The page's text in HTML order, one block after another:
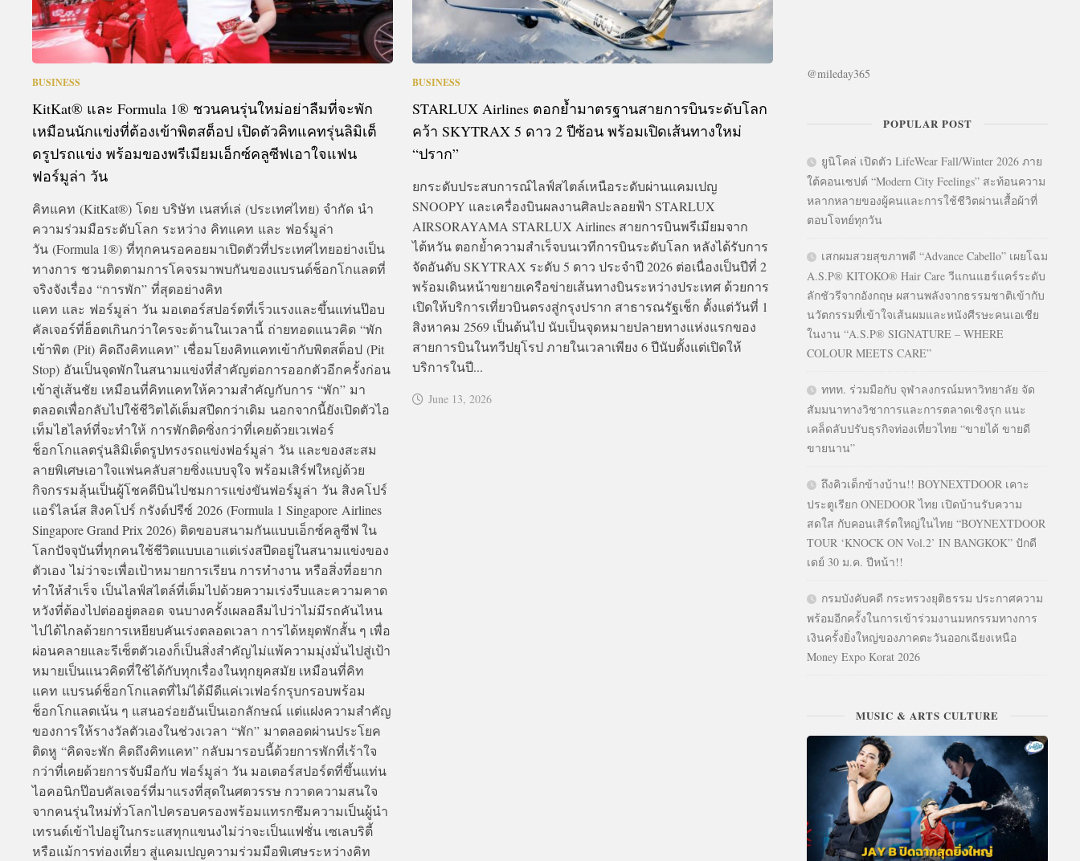
BUSINESS
KitKat® และ Formula 1® ชวนคนรุ่นใหม่อย่าลืมที่จะพัก
เหมือนนักแข่งที่ต้องเข้าพิตสต็อป เปิดตัวคิทแคทรุ่นลิมิเต็
ดรูปรถแข่ง พร้อมของพรีเมียมเอ็กซ์คลูซีฟเอาใจแฟน
ฟอร์มูล่า วัน
คิทแคท (KitKat®) โดย บริษัท เนสท์เล่ (ประเทศไทย) จำกัด นำ
ความร่วมมือระดับโลก ระหว่าง คิทแคท และ ฟอร์มูล่า
วัน (Formula 1®) ที่ทุกคนรอคอยมาเปิดตัวที่ประเทศไทยอย่างเป็น
ทางการ ชวนติดตามการโคจรมาพบกันของแบรนด์ช็อกโกแลตที่
จริงจังเรื่อง “การพัก” ที่สุดอย่างคิท
แคท และ ฟอร์มูล่า วัน มอเตอร์สปอร์ตที่เร็วแรงและขึ้นแท่นป๊อบ
คัลเจอร์ที่ฮ็อตเกินกว่าใครจะต้านในเวลานี้ ถ่ายทอดแนวคิด “พัก
เข้าพิต (Pit) คิดถึงคิทแคท” เชื่อมโยงคิทแคทเข้ากับพิตสต็อป (Pit
Stop) อันเป็นจุดพักในสนามแข่งที่สำคัญต่อการออกตัวอีกครั้งก่อน
เข้าสู่เส้นชัย เหมือนที่คิทแคทให้ความสำคัญกับการ “พัก” มา
ตลอดเพื่อกลับไปใช้ชีวิตได้เต็มสปีดกว่าเดิม นอกจากนี้ยังเปิดตัวไอ
เท็มไฮไลท์ที่จะทำให้ การพักติดซิ่งกว่าที่เคยด้วยเวเฟอร์
ช็อกโกแลตรุ่นลิมิเต็ดรูปทรงรถแข่งฟอร์มูล่า วัน และของสะสม
ลายพิเศษเอาใจแฟนคลับสายซิ่งแบบจุใจ พร้อมเสิร์ฟใหญ่ด้วย
กิจกรรมลุ้นเป็นผู้โชคดีบินไปชมการแข่งขันฟอร์มูล่า วัน สิงคโปร์
แอร์ไลน์ส สิงคโปร์ กรังด์ปรีซ์ 2026 (Formula 1 Singapore Airlines
Singapore Grand Prix 2026) ติดขอบสนามกันแบบเอ็กซ์คลูซีฟ ใน
โลกปัจจุบันที่ทุกคนใช้ชีวิตแบบเอาแต่เร่งสปีดอยู่ในสนามแข่งของ
ตัวเอง ไม่ว่าจะเพื่อเป้าหมายการเรียน การทำงาน หรือสิ่งที่อยาก
ทำให้สำเร็จ เป็นไลฟ์สไตล์ที่เต็มไปด้วยความเร่งรีบและความคาด
หวังที่ต้องไปต่ออยู่ตลอด จนบางครั้งเผลอลืมไปว่าไม่มีรถคันไหน
ไปได้ไกลด้วยการเหยียบคันเร่งตลอดเวลา การได้หยุดพักสั้น ๆ เพื่อ
ผ่อนคลายและรีเซ็ตตัวเองก็เป็นสิ่งสำคัญไม่แพ้ความมุ่งมั่นไปสู่เป้า
หมายเป็นแนวคิดที่ใช้ได้กับทุกเรื่องในทุกยุคสมัย เหมือนที่คิท
แคท แบรนด์ช็อกโกแลตที่ไม่ได้มีดีแค่เวเฟอร์กรุบกรอบพร้อม
ช็อกโกแลตเน้น ๆ แสนอร่อยอันเป็นเอกลักษณ์ แต่แฝงความสำคัญ
ของการให้รางวัลตัวเองในช่วงเวลา “พัก” มาตลอดผ่านประโยค
ติดหู “คิดจะพัก คิดถึงคิทแคท” กลับมารอบนี้ด้วยการพักที่เร้าใจ
กว่าที่เคยด้วยการจับมือกับ ฟอร์มูล่า วัน มอเตอร์สปอร์ตที่ขึ้นแท่น
ไอคอนิกป๊อบคัลเจอร์ที่มาแรงที่สุดในศตวรรษ กวาดความสนใจ
จากคนรุ่นใหม่ทั่วโลกไปครอบครองพร้อมแทรกซึมความเป็นผู้นำ
เทรนด์เข้าไปอยู่ในกระแสทุกแขนงไม่ว่าจะเป็นแฟชั่น เซเลบริตี้
หรือแม้การท่องเที่ยว สู่แคมเปญความร่วมมือพิเศษระหว่างคิท
BUSINESS
STARLUX Airlines ตอกย้ำมาตรฐานสายการบินระดับโลก
คว้า SKYTRAX 5 ดาว 2 ปีซ้อน พร้อมเปิดเส้นทางใหม่
“ปราก”
ยกระดับประสบการณ์ไลฟ์สไตล์เหนือระดับผ่านแคมเปญ
SNOOPY และเครื่องบินผลงานศิลปะลอยฟ้า STARLUX
AIRSORAYAMA STARLUX Airlines สายการบินพรีเมียมจาก
ไต้หวัน ตอกย้ำความสำเร็จบนเวทีการบินระดับโลก หลังได้รับการ
จัดอันดับ SKYTRAX ระดับ 5 ดาว ประจำปี 2026 ต่อเนื่องเป็นปีที่ 2
พร้อมเดินหน้าขยายเครือข่ายเส้นทางบินระหว่างประเทศ ด้วยการ
เปิดให้บริการเที่ยวบินตรงสู่กรุงปราก สาธารณรัฐเช็ก ตั้งแต่วันที่ 1
สิงหาคม 2569 เป็นต้นไป นับเป็นจุดหมายปลายทางแห่งแรกของ
สายการบินในทวีปยุโรป ภายในเวลาเพียง 6 ปีนับตั้งแต่เปิดให้
บริการในปี...
June 13, 2026
@mileday365
POPULAR POST
ยูนิโคล่ เปิดตัว LifeWear Fall/Winter 2026 ภาย
ใต้คอนเซปต์ “Modern City Feelings” สะท้อนความ
หลากหลายของผู้คนและการใช้ชีวิตผ่านเสื้อผ้าที่
ตอบโจทย์ทุกวัน
เสกผมสวยสุขภาพดี “Advance Cabello” เผยโฉม
A.S.P® KITOKO® Hair Care วีแกนแฮร์แคร์ระดับ
ลักชัวรีจากอังกฤษ ผสานพลังจากธรรมชาติเข้ากับ
นวัตกรรมที่เข้าใจเส้นผมและหนังศีรษะคนเอเชีย
ในงาน “A.S.P® SIGNATURE – WHERE
COLOUR MEETS CARE”
ททท. ร่วมมือกับ จุฬาลงกรณ์มหาวิทยาลัย จัด
สัมมนาทางวิชาการและการตลาดเชิงรุก แนะ
เคล็ดลับปรับธุรกิจท่องเที่ยวไทย “ขายได้ ขายดี
ขายนาน”
ถึงคิวเด็กข้างบ้าน!! BOYNEXTDOOR เคาะ
ประตูเรียก ONEDOOR ไทย เปิดบ้านรับความ
สดใส กับคอนเสิร์ตใหญ่ในไทย “BOYNEXTDOOR
TOUR ‘KNOCK ON Vol.2’ IN BANGKOK” ปักดี
เดย์ 30 ม.ค. ปีหน้า!!
กรมบังคับคดี กระทรวงยุติธรรม ประกาศความ
พร้อมอีกครั้งในการเข้าร่วมงานมหกรรมทางการ
เงินครั้งยิ่งใหญ่ของภาคตะวันออกเฉียงเหนือ
Money Expo Korat 2026
MUSIC & ARTS CULTURE